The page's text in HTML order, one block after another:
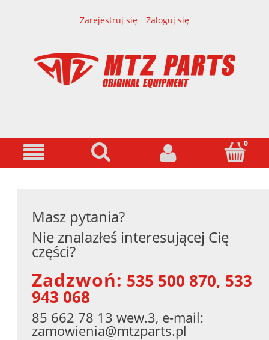
Zarejestruj się Zaloguj się
Masz pytania?
Nie znalazłeś interesującej Cię
części?
Zadzwoń: 535 500 870, 533
943 068
85 662 78 13 wew.3, e-mail:
zamowienia@mtzparts.pl